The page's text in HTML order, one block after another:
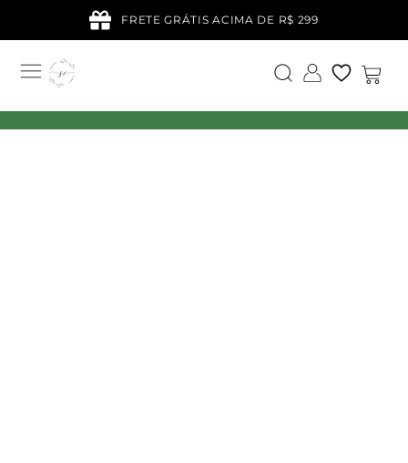
FRETE GRÁTIS ACIMA DE R$ 299